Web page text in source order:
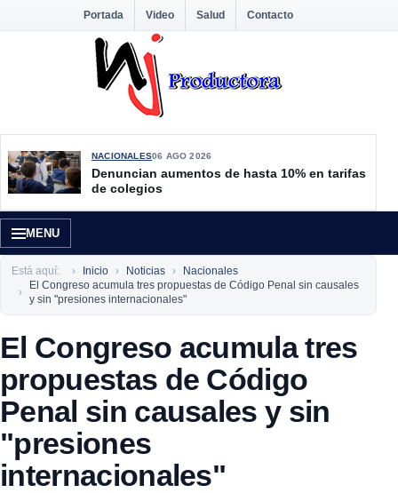
Portada Video Salud Contacto
NACIONALES06 AGO 2026
Denuncian aumentos de hasta 10% en tarifas
de colegios
MENU
Está aquí: Inicio Noticias
Nacionales
El Congreso acumula tres propuestas de Código Penal sin causales
y sin "presiones internacionales"
El Congreso acumula tres
propuestas de Código
Penal sin causales y sin
"presiones
internacionales"